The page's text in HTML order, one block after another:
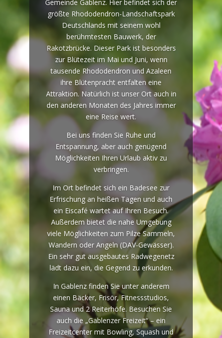
Gemeinde Gablenz. Hier befindet sich der
größte Rhododendron-Landschaftspark
Deutschlands mit seinem wohl
berühmtesten Bauwerk, der
Rakotzbrücke. Dieser Park ist besonders
zur Blütezeit im Mai und Juni, wenn
tausende Rhododendron und Azaleen
ihre Blütenpracht entfalten eine
Attraktion. Natürlich ist unser Ort auch in
den anderen Monaten des Jahres immer
eine Reise wert.
Bei uns finden Sie Ruhe und
Entspannung, aber auch genügend
Möglichkeiten Ihren Urlaub aktiv zu
verbringen.
Im Ort befindet sich ein Badesee zur
Erfrischung an heißen Tagen und auch
ein Eiscafé wartet auf Ihren Besuch.
Außerdem bietet die nahe Umgebung
viele Möglichkeiten zum Pilze Sammeln,
Wandern oder Angeln (DAV-Gewässer).
Ein sehr gut ausgebautes Radwegenetz
lädt dazu ein, die Gegend zu erkunden.
In Gablenz finden Sie unter anderem
einen Bäcker, Frisör, Fitnessstudios,
Sauna und 2 Reiterhöfe. Besuchen Sie
auch die „Gablenzer Freizeit“ – ein
Freizeitcenter mit Bowling, Squash und